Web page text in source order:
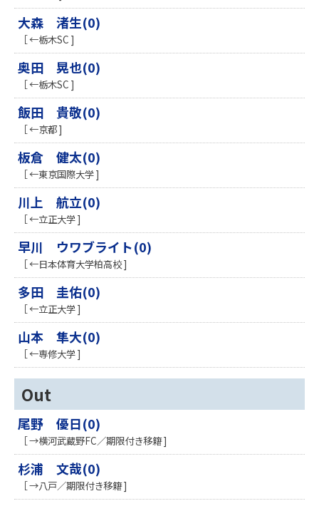
​大森 渚生(0)
［ ←栃木SC ]
奥田 晃也(0)
［ ←栃木SC ]
飯田 貴敬(0)
［ ←京都 ]
板倉 健太(0)
［ ←東京国際大学 ]
川上 航立(0)
［ ←立正大学 ]
早川 ウワブライト(0)
［ ←日本体育大学柏高校 ]
多田 圭佑(0)
［ ←立正大学 ]
山本 隼大(0)
［ ←専修大学 ]
Out
尾野 優日(0)
［ →横河武蔵野FC／期限付き移籍 ]
杉浦 文哉(0)
［ →八戸／期限付き移籍 ]